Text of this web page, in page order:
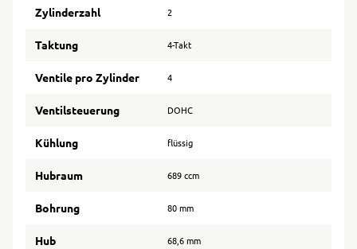
Zylinderzahl 2
Taktung 4-Takt
Ventile pro Zylinder 4
Ventilsteuerung DOHC
Kühlung flüssig
Hubraum 689 ccm
Bohrung 80 mm
Hub 68,6 mm